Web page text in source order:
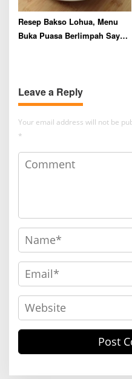
Resep Bakso Lohua, Menu
Buka Puasa Berlimpah Sayur
Leave a Reply
Your email address will not be
*